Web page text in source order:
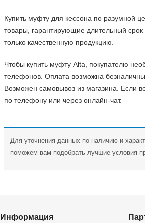
Купить муфту для кессона по разумной
товары, гарантирующие длительный
только качественную продукцию.
Чтобы купить муфту Alta, покупателю
телефонов. Оплата возможна
Возможен самовывоз из магазина. Если
по телефону или через онлайн-чат.
Для уточнения данных по наличию и
поможем вам подобрать лучшие условия
Информация